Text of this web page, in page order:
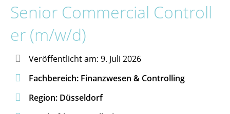
Senior Commercial Controll
er (m/w/d)
 Veröffentlicht am: 9. Juli 2026
 Fachbereich: Finanzwesen & Controlling
 Region: Düsseldorf